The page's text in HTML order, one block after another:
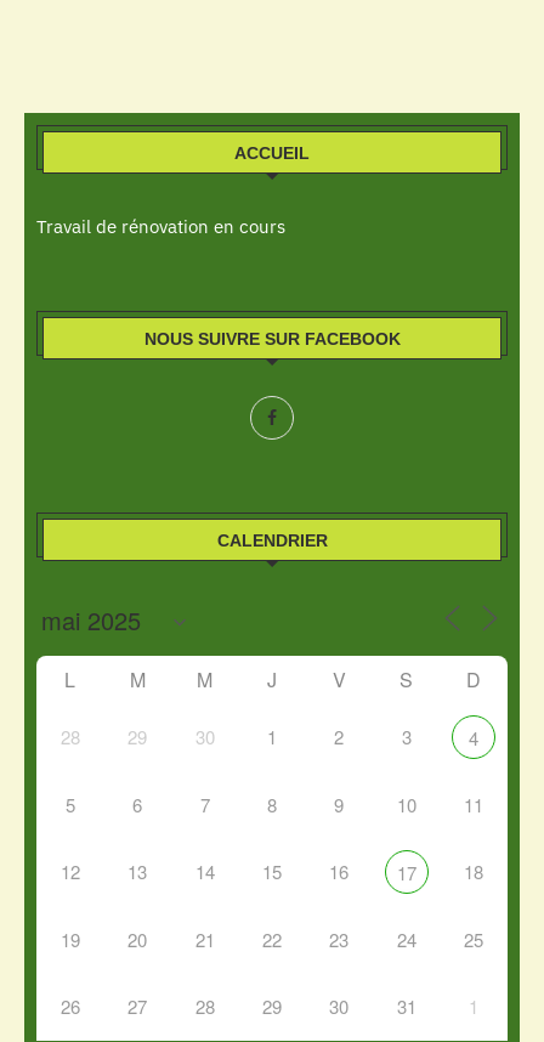
ACCUEIL
Travail de rénovation en cours
NOUS SUIVRE SUR FACEBOOK
CALENDRIER
L M M J V S D
28 29 30 1 2 3 4
5 6 7 8 9 10 11
12 13 14 15 16 17 18
19 20 21 22 23 24 25
26 27 28 29 30 31 1